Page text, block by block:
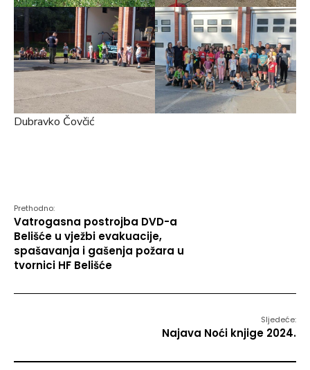
Dubravko Čovčić
Prethodno:
Vatrogasna postrojba DVD-a
Belišće u vježbi evakuacije,
spašavanja i gašenja požara u
tvornici HF Belišće
Sljedeće:
Najava Noći knjige 2024.